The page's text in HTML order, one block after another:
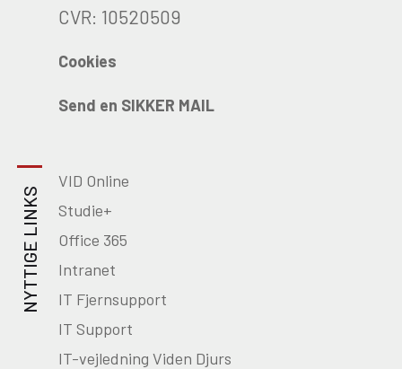
CVR: 10520509
Cookies
Send en SIKKER MAIL
NYTTIGE LINKS
VID Online
Studie+
Office 365
Intranet
IT Fjernsupport
IT Support
IT-vejledning Viden Djurs